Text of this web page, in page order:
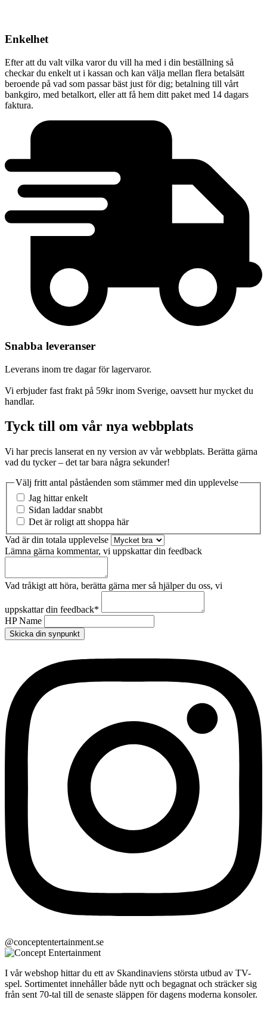
Enkelhet
Efter att du valt vilka varor du vill ha med i din beställning så
checkar du enkelt ut i kassan och kan välja mellan flera betalsätt
beroende på vad som passar bäst just för dig; betalning till vårt
bankgiro, med betalkort, eller att få hem ditt paket med 14 dagars
faktura.
Snabba leveranser
Leverans inom tre dagar för lagervaror.
Vi erbjuder fast frakt på 59kr inom Sverige, oavsett hur mycket du
handlar.
Tyck till om vår nya webbplats
Vi har precis lanserat en ny version av vår webbplats. Berätta gärna
vad du tycker – det tar bara några sekunder!
Välj fritt antal påståenden som stämmer med din upplevelse
Jag hittar enkelt
Sidan laddar snabbt
Det är roligt att shoppa här
Vad är din totala upplevelse
Lämna gärna kommentar, vi uppskattar din feedback
Vad tråkigt att höra, berätta gärna mer så hjälper du oss, vi
uppskattar din feedback*
HP Name
Skicka din synpunkt
@conceptentertainment.se
I vår webshop hittar du ett av Skandinaviens största utbud av TV-
spel. Sortimentet innehåller både nytt och begagnat och sträcker sig
från sent 70-tal till de senaste släppen för dagens moderna konsoler.